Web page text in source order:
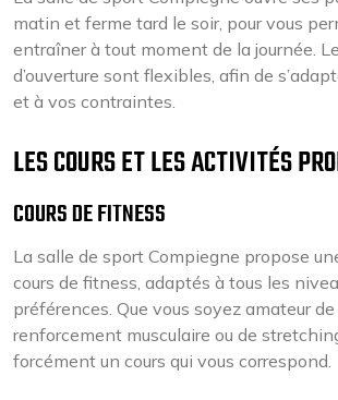
matin et ferme tard le soir, pour vous
entraîner à tout moment de la journée.
d’ouverture sont flexibles, afin de
et à vos contraintes.
LES COURS ET LES ACTIVITÉS
COURS DE FITNESS
La salle de sport Compiegne propose
cours de fitness, adaptés à tous les
préférences. Que vous soyez amateur de
renforcement musculaire ou de
forcément un cours qui vous correspond.